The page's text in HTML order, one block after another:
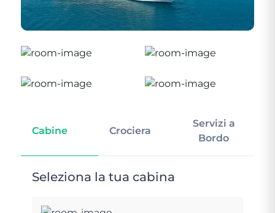
Cabine Crociera
Servizi a
Bordo
Seleziona la tua cabina